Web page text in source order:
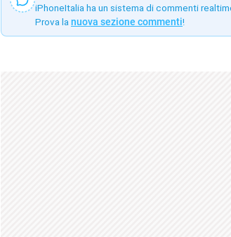
iPhoneItalia ha un sistema di commenti
Prova la nuova sezione commenti!